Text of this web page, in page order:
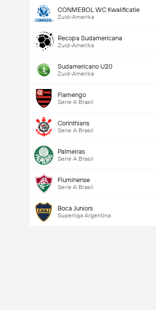
CONMEBOL WC Kwalificatie
Zuid-Amerika
Recopa Sudamericana
Zuid-Amerika
Sudamericano U20
Zuid-Amerika
Flamengo
Serie A Brasil
Corinthians
Serie A Brasil
Palmeiras
Serie A Brasil
Fluminense
Serie A Brasil
Boca Juniors
Superliga Argentina